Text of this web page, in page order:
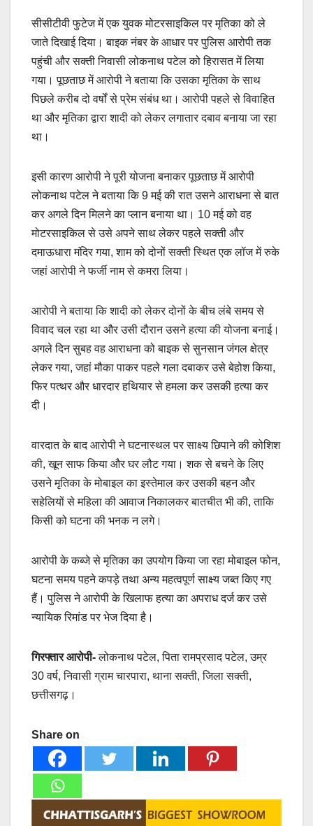
सीसीटीवी फुटेज में एक युवक मोटरसाइकिल पर मृतिका को ले
जाते दिखाई दिया। बाइक नंबर के आधार पर पुलिस आरोपी तक
पहुंची और सक्ती निवासी लोकनाथ पटेल को हिरासत में लिया
गया। पूछताछ में आरोपी ने बताया कि उसका मृतिका के साथ
पिछले करीब दो वर्षों से प्रेम संबंध था। आरोपी पहले से विवाहित
था और मृतिका द्वारा शादी को लेकर लगातार दबाव बनाया जा रहा
था।
इसी कारण आरोपी ने पूरी योजना बनाकर पूछताछ में आरोपी
लोकनाथ पटेल ने बताया कि 9 मई की रात उसने आराधना से बात
कर अगले दिन मिलने का प्लान बनाया था। 10 मई को वह
मोटरसाइकिल से उसे अपने साथ लेकर पहले सक्ती और
दमाऊधारा मंदिर गया, शाम को दोनों सक्ती स्थित एक लॉज में रुके
जहां आरोपी ने फर्जी नाम से कमरा लिया।
आरोपी ने बताया कि शादी को लेकर दोनों के बीच लंबे समय से
विवाद चल रहा था और उसी दौरान उसने हत्या की योजना बनाई।
अगले दिन सुबह वह आराधना को बाइक से सुनसान जंगल क्षेत्र
लेकर गया, जहां मौका पाकर पहले गला दबाकर उसे बेहोश किया,
फिर पत्थर और धारदार हथियार से हमला कर उसकी हत्या कर
दी।
वारदात के बाद आरोपी ने घटनास्थल पर साक्ष्य छिपाने की कोशिश
की, खून साफ किया और घर लौट गया। शक से बचने के लिए
उसने मृतिका के मोबाइल का इस्तेमाल कर उसकी बहन और
सहेलियों से महिला की आवाज निकालकर बातचीत भी की, ताकि
किसी को घटना की भनक न लगे।
आरोपी के कब्जे से मृतिका का उपयोग किया जा रहा मोबाइल फोन,
घटना समय पहने कपड़े तथा अन्य महत्वपूर्ण साक्ष्य जब्त किए गए
हैं। पुलिस ने आरोपी के खिलाफ हत्या का अपराध दर्ज कर उसे
न्यायिक रिमांड पर भेज दिया है।
गिरफ्तार आरोपी-लोकनाथ पटेल, पिता रामप्रसाद पटेल, उम्र
30 वर्ष, निवासी ग्राम चारपारा, थाना सक्ती, जिला सक्ती,
छत्तीसगढ़।
Share on